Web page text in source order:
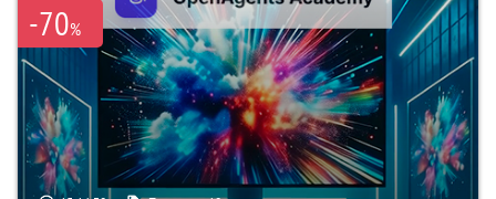
-70%